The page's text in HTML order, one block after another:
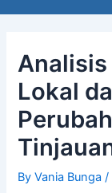
Analisis
Lokal
ByVania Bunga/